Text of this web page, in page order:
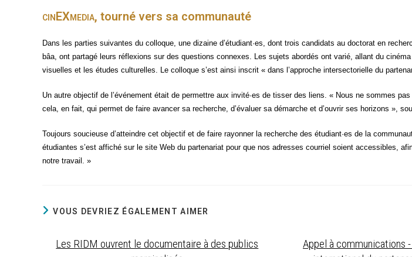
cinEXmedia, tourné vers sa communauté
Dans les par­ties sui­vantes du col­loque, une dizaine d’étudiant·es, dont trois can­di­dats au doc­to­rat en
bâa, ont par­ta­gé leurs réflexions sur des ques­tions connexes. Les sujets abor­dés ont varié, allant du
vi­suelles et les études cultu­relles. Le col­loque s’est ain­si ins­crit « dans l’approche inter­sec­to­rielle du
Un autre objec­tif de l’événement était de per­mettre aux invité·es de tis­ser des liens. « Nous ne sommes
cela, en fait, qui per­met de faire avan­cer sa recherche, d’évaluer sa démarche et d’ouvrir ses hori­zons »,
Tou­jours sou­cieuse d’atteindre cet objec­tif et de faire rayon­ner la recherche des étudiant·es de la
étu­diantes s’est affi­ché sur le site Web du par­te­na­riat pour que nos adresses cour­riel soient acces­sibles,
notre travail. »
VOUS DEVRIEZ ÉGALEMENT AIMER
Les RIDM ouvrent le documentaire à des publics
Appel à communications